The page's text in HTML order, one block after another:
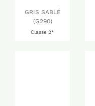
GRIS SABLÉ
(G290)
Classe 2*